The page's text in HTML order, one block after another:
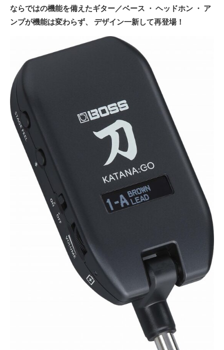
ならではの機能を備えたギター／ベース ・ ヘッドホン ・ ア
ンプが機能は変わらず、 デザイン一新して再登場！